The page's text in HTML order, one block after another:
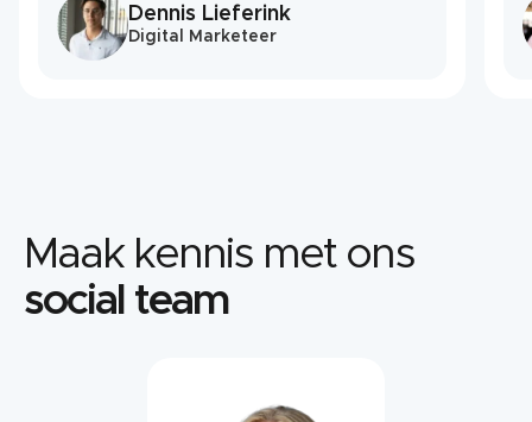
om nieuwe ideeën.”
Dennis Lieferink
Digital Marketeer
Maak kennis met ons
social team